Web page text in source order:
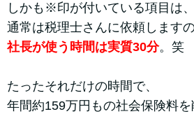
しかも※印が付いている項目は、
通常は税理士さんに依頼しますの
社長が使う時間は実質30分。笑
たったそれだけの時間で、
年間約159万円もの社会保険料